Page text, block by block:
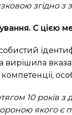
згідно з
С цією
вирішила
10 років
якого є